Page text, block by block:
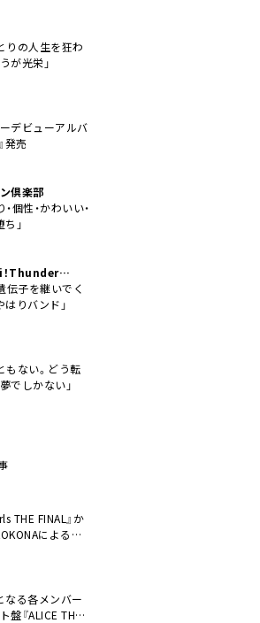
りの人生を狂わ
が光栄」
デビューアルバ
発売
倶楽部
・個性・かわいい・
」
Thunder
遺伝子を継いでく
はりバンド」
もない。どう転
でしかない」
THE FINAL』か
によるユ
がデビュー
なる各メンバー
盤『ALICE THE